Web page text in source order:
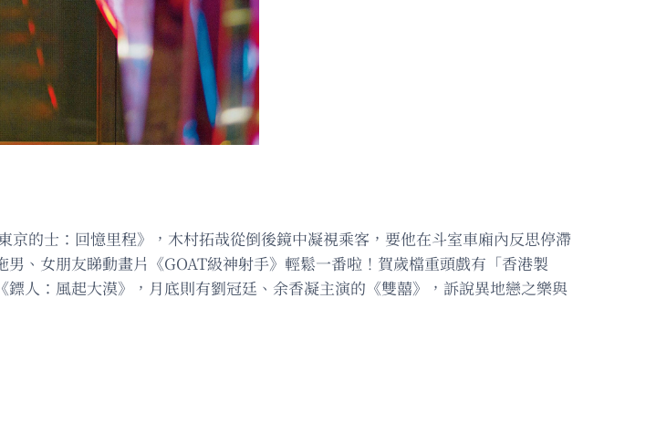
的士：回憶里程》，木村拓哉從倒後鏡中凝視乘客，要他在斗室車廂內反思停滯
、女朋友睇動畫片《GOAT級神射手》輕鬆一番啦！賀歲檔重頭戲有「香港製
人：風起大漠》，月底則有劉冠廷、余香凝主演的《雙囍》，訴說異地戀之樂與